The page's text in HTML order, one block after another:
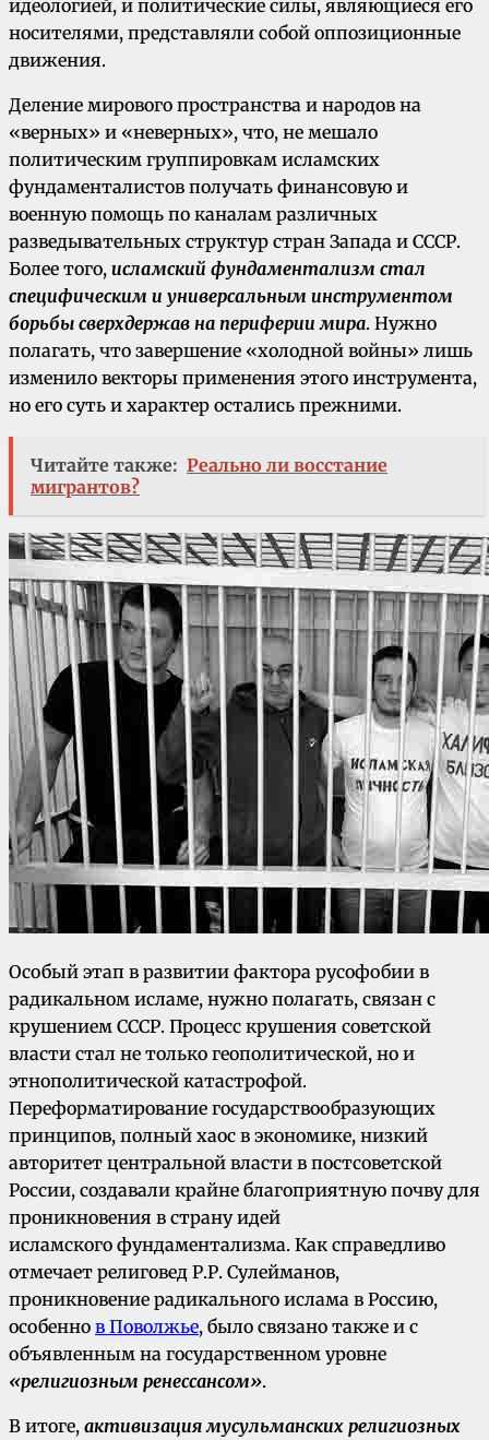
идеологией, и политические силы, являющиеся его
носителями, представляли собой оппозиционные
движения.
Деление мирового пространства и народов на
«верных» и «неверных», что, не мешало
политическим группировкам исламских
фундаменталистов получать финансовую и
военную помощь по каналам различных
разведывательных структур стран Запада и СССР.
Более того, исламский фундаментализм стал
специфическим и универсальным инструментом
борьбы сверхдержав на периферии мира. Нужно
полагать, что завершение «холодной войны» лишь
изменило векторы применения этого инструмента,
но его суть и характер остались прежними.
Читайте также: Реально ли восстание
мигрантов?
Особый этап в развитии фактора русофобии в
радикальном исламе, нужно полагать, связан с
крушением СССР. Процесс крушения советской
власти стал не только геополитической, но и
этнополитической катастрофой.
Переформатирование государствообразующих
принципов, полный хаос в экономике, низкий
авторитет центральной власти в постсоветской
России, создавали крайне благоприятную почву для
проникновения в страну идей
исламского фундаментализма. Как справедливо
отмечает религовед Р.Р. Сулейманов,
проникновение радикального ислама в Россию,
особенно в Поволжье, было связано также и с
объявленным на государственном уровне
«религиозным ренессансом».
В итоге, активизация мусульманских религиозных